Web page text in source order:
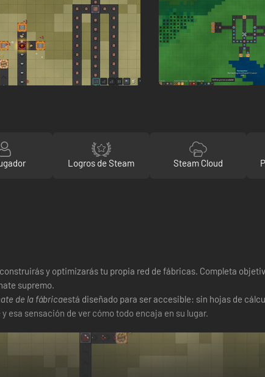
Logros de Steam Steam Cloud
y optimizarás tu propia red de fábricas. Completa
supremo.
de la fábricaestá diseñado para ser accesible: sin hojas de
sensación de ver cómo todo encaja en su lugar.